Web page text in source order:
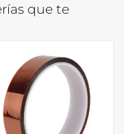
que te